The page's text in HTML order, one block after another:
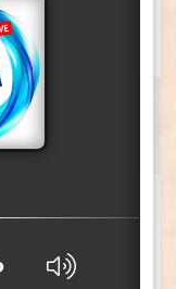
gestione dei dep